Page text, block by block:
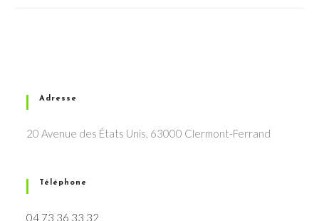
Adresse
20 Avenue des États Unis, 63000 Clermont-Ferrand
Téléphone
04 73 36 33 32